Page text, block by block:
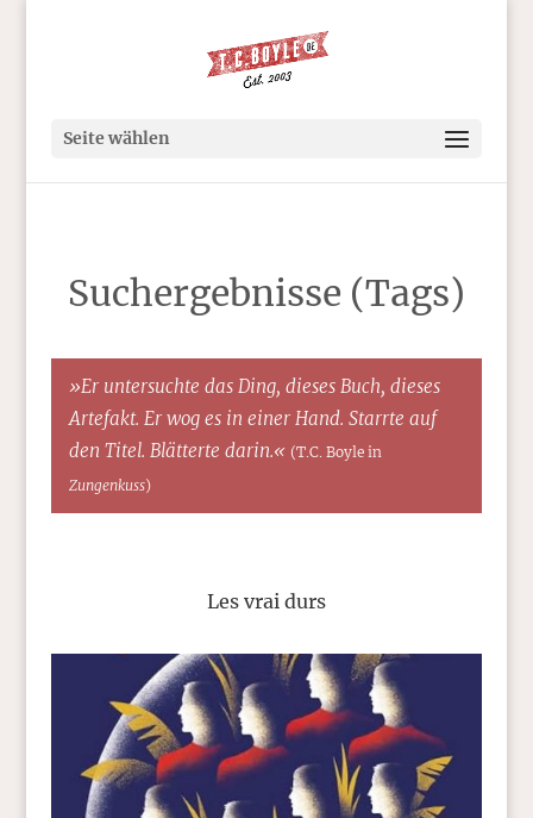
Seite wählen
Suchergebnisse (Tags)
»Er untersuchte das Ding, dieses Buch, dieses
Artefakt. Er wog es in einer Hand. Starrte auf
den Titel. Blätterte darin.« (T.C. Boyle in
Zungenkuss)
Les vrai durs